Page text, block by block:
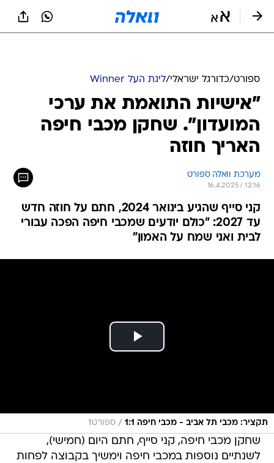
ספורט/כדורגל ישראלי/ליגת העל Winner
"אישיות התואמת את ערכי
המועדון". שחקן מכבי חיפה
האריך חוזה
מערכת וואלה ספורט
16.4.2025 / 12:16
קני סייף שהגיע בינואר 2024, חתם על חוזה חדש
עד 2027: "כולם יודעים שמכבי חיפה הפכה עבורי
לבית ואני שמח על האמון"
תקציר: מכבי תל אביב - מכבי חיפה 1:1 / ספורט1
שחקן מכבי חיפה, קני סייף, חתם היום (חמישי),
לשנתיים נוספות במכבי חיפה וימשיך בקבוצה לפחות